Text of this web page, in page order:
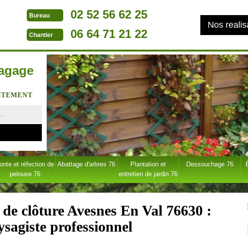
Bureau 02 52 56 62 25
Chantier 06 64 71 21 22
Nos
et réfection de
pelouse 76
Abattage d'arbres 76
Plantation et
entretien de jardin 76
Dessouchage 76
clôture Avesnes En Val 76630 :
professionnel